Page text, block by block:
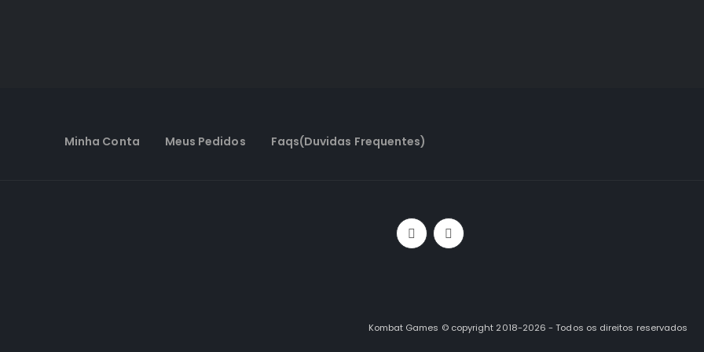
Minha Conta Meus Pedidos Faqs(Duvidas Frequentes)
Kombat Games © copyright 2018-2026 - Todos os direitos reservados